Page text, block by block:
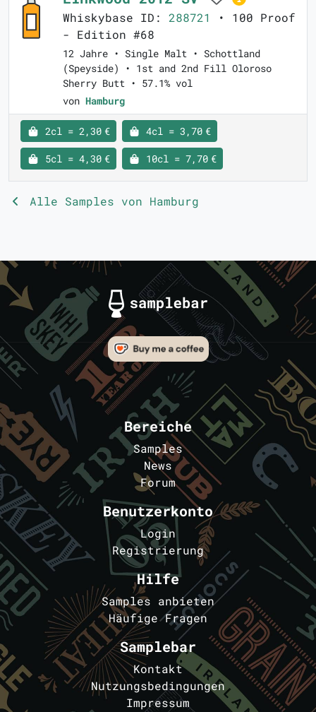
Whiskybase ID: 288721
• 100 Proof
- Edition #68
12 Jahre • Single Malt • Schottland
(Speyside) • 1st and 2nd Fill Oloroso
Sherry Butt • 57.1% vol
von Hamburg
2cl = 2,30 € 4cl = 3,70 €
5cl = 4,30 € 10cl = 7,70 €
Alle Samples von Hamburg
Bereiche
Samples
News
Forum
Benutzerkonto
Login
Registrierung
Hilfe
Samples anbieten
Häufige Fragen
Samplebar
Kontakt
Nutzungsbedingungen
Impressum